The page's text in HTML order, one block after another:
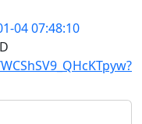
04 07:48:10